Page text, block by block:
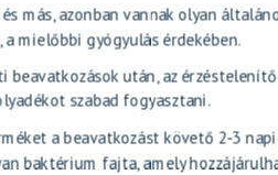
más, azonban vannak olyan
mielőbbi gyógyulás érdekében.
beavatkozások után, az
szabad fogyasztani.
a beavatkozást követő 2-3
baktérium fajta, amely